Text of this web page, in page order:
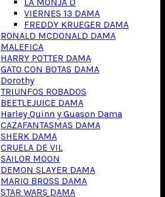
VIERNES 13 DAMA
FREDDY KRUEGER DAMA
RONALD MCDONALD DAMA
MALEFICA
HARRY POTTER DAMA
GATO CON BOTAS DAMA
Dorothy
TRIUNFOS ROBADOS
BEETLEJUICE DAMA
Harley Quinn y Guason Dama
CAZAFANTASMAS DAMA
SHERK DAMA
CRUELA DE VIL
SAILOR MOON
DEMON SLAYER DAMA
MARIO BROSS DAMA
STAR WARS DAMA